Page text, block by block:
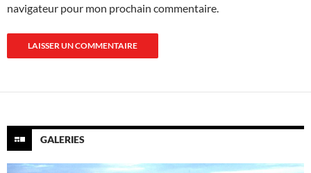
navigateur pour mon prochain commentaire.
GALERIES